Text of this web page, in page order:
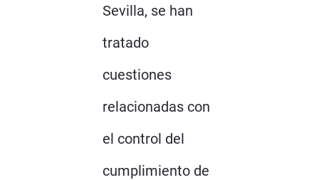
Sevilla, se han
tratado
cuestiones
relacionadas con
el control del
cumplimiento de